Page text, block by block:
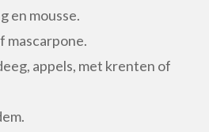
en mousse.
mascarpone.
appels, met krenten of